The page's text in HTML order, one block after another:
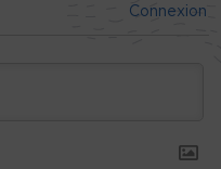
Connexion